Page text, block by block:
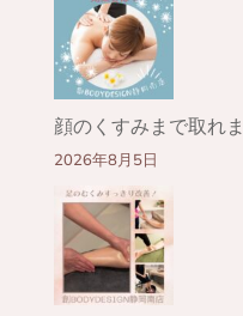
顔のくすみまで取れ
2026年8月5日